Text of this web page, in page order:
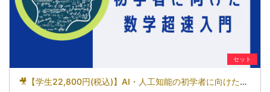
セット
🎥【学生22,800円(税込)】AI・人工知能の初学者に向けた数学超速入門［京都大学データサイエンス講座］（2026）